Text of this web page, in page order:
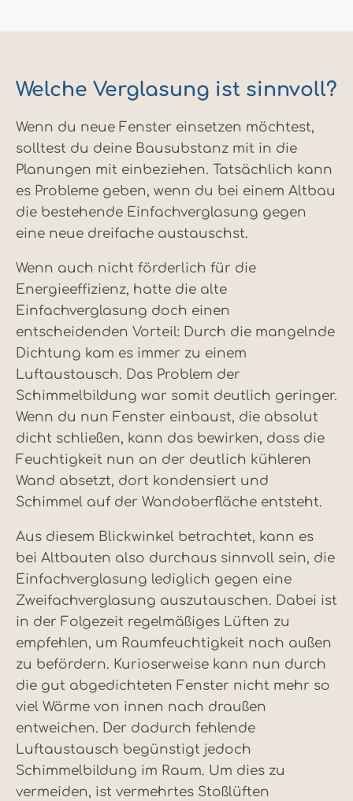
Welche Verglasung ist sinnvoll?
Wenn du neue Fenster einsetzen möchtest,
solltest du deine Bausubstanz mit in die
Planungen mit einbeziehen. Tatsächlich kann
es Probleme geben, wenn du bei einem Altbau
die bestehende Einfachverglasung gegen
eine neue dreifache austauschst.
Wenn auch nicht förderlich für die
Energieeffizienz, hatte die alte
Einfachverglasung doch einen
entscheidenden Vorteil: Durch die mangelnde
Dichtung kam es immer zu einem
Luftaustausch. Das Problem der
Schimmelbildung war somit deutlich geringer.
Wenn du nun Fenster einbaust, die absolut
dicht schließen, kann das bewirken, dass die
Feuchtigkeit nun an der deutlich kühleren
Wand absetzt, dort kondensiert und
Schimmel auf der Wandoberfläche entsteht.
Aus diesem Blickwinkel betrachtet, kann es
bei Altbauten also durchaus sinnvoll sein, die
Einfachverglasung lediglich gegen eine
Zweifachverglasung auszutauschen. Dabei ist
in der Folgezeit regelmäßiges Lüften zu
empfehlen, um Raumfeuchtigkeit nach außen
zu befördern. Kurioserweise kann nun durch
die gut abgedichteten Fenster nicht mehr so
viel Wärme von innen nach draußen
entweichen. Der dadurch fehlende
Luftaustausch begünstigt jedoch
Schimmelbildung im Raum. Um dies zu
vermeiden, ist vermehrtes Stoßlüften